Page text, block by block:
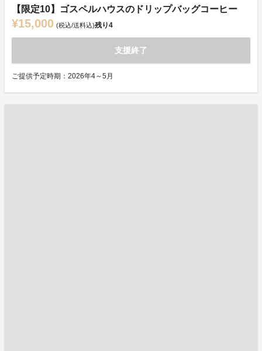
【限定10】ゴスペルハウスのドリップバッグコーヒー
¥15,000 (税込/送料込)残り4
支援終了
ご提供予定時期：2026年4～5月